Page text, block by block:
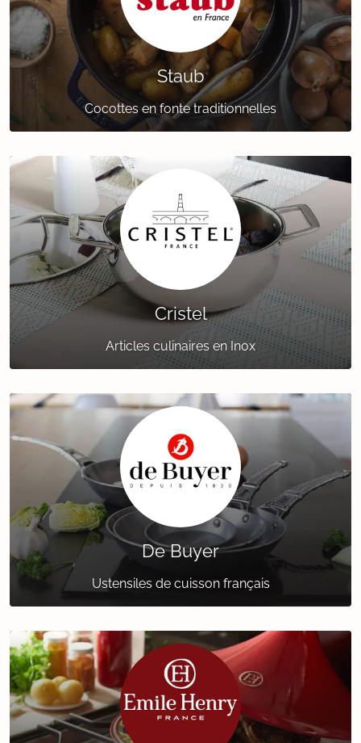
Staub
Cocottes en fonte traditionnelles
Cristel
Articles culinaires en Inox
De Buyer
Ustensiles de cuisson français